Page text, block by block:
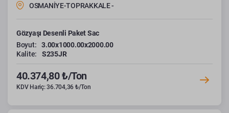
OSMANİYE-TOPRAKKALE -
Gözyaşı Desenli Paket Sac
Boyut:
3.00x1000.00x2000.00
Kalite:
S235JR
40.374,80 ₺/Ton
KDV Hariç: 36.704,36 ₺/Ton